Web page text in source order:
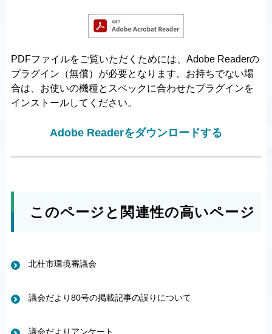
PDFファイルをご覧いただくためには、Adobe Readerの
プラグイン（無償）が必要となります。お持ちでない場
合は、お使いの機種とスペックに合わせたプラグインを
インストールしてください。
Adobe Readerをダウンロードする
このページと関連性の高いページ
北杜市環境審議会
議会だより80号の掲載記事の誤りについて
議会だよりアンケート